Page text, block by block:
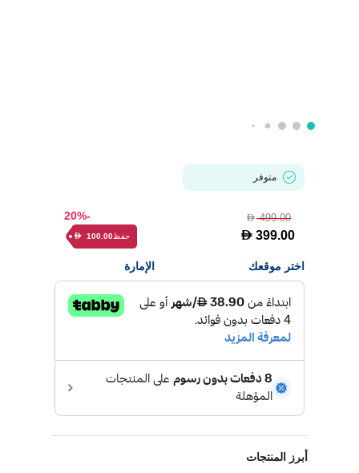
متوفر
D499.00
D 399.00
-20%
حفظ D 100.00
اختر موقعك الإمارة
أبرز المنتجات